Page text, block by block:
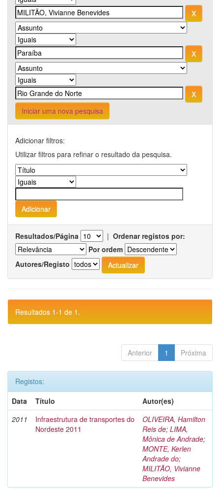
Iniciar uma nova pesquisa
Adicionar filtros:
Utilizar filtros para refinar o resultado da pesquisa.
Resultados/Página | Ordenar registos por:
Por ordem
Autores/Registo
Resultados 1-1 de 1.
Anterior 1 Próxima
Registos:
Data
Título
Autor(es)
2011
Infraestrutura de transportes do
Nordeste 2011
OLIVEIRA, Hamilton
Reis de; LIMA,
Mônica de Andrade;
MONTE, Kerlen
Andrade do;
MILITÃO, Vivianne
Benevides